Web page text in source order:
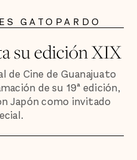
GATOPARDO
su edición XIX
de Cine de Guanajuato
de su 19ª edición,
Japón como invitado